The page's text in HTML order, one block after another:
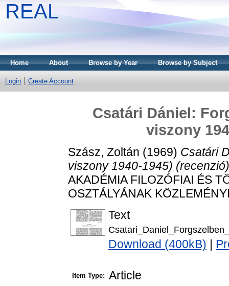
REAL
Home About Browse by Year Browse by Subject
Login Create Account
Csatári Dániel:
viszony
Szász, Zoltán (1969) Csatári
viszony 1940-1945)
AKADÉMIA FILOZÓFIAI ÉS
OSZTÁLYÁNAK
Text
Download (400kB)
Item Type: Article